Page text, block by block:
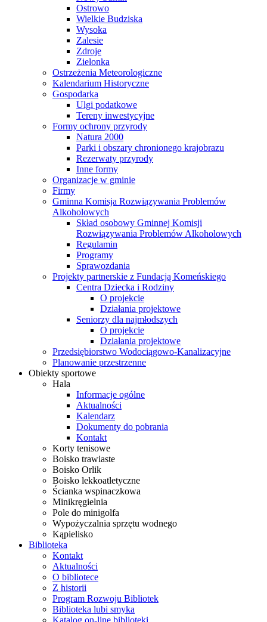
Ostrowo
Wielkie Budziska
Wysoka
Zalesie
Zdroje
Zielonka
Ostrzeżenia Meteorologiczne
Kalendarium Historyczne
Gospodarka
Ulgi podatkowe
Tereny inwestycyjne
Formy ochrony przyrody
Natura 2000
Parki i obszary chronionego krajobrazu
Rezerwaty przyrody
Inne formy
Organizacje w gminie
Firmy
Gminna Komisja Rozwiązywania Problemów
Alkoholowych
Skład osobowy Gminnej Komisji
Rozwiązywania Problemów Alkoholowych
Regulamin
Programy
Sprawozdania
Projekty partnerskie z Fundacją Komeńskiego
Centra Dziecka i Rodziny
O projekcie
Działania projektowe
Seniorzy dla najmłodszych
O projekcie
Działania projektowe
Przedsiębiorstwo Wodociągowo-Kanalizacyjne
Planowanie przestrzenne
Obiekty sportowe
Hala
Informacje ogólne
Aktualności
Kalendarz
Dokumenty do pobrania
Kontakt
Korty tenisowe
Boisko trawiaste
Boisko Orlik
Boisko lekkoatletyczne
Ścianka wspinaczkowa
Minikręgielnia
Pole do minigolfa
Wypożyczalnia sprzętu wodnego
Kąpielisko
Biblioteka
Kontakt
Aktualności
O bibliotece
Z historii
Program Rozwoju Bibliotek
Biblioteka lubi smyka
Katalog on-line biblioteki